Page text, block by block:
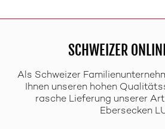
SCHWEIZER
Als Schweizer
Ihnen unseren hohen
rasche Lieferung unserer
Ebersecken